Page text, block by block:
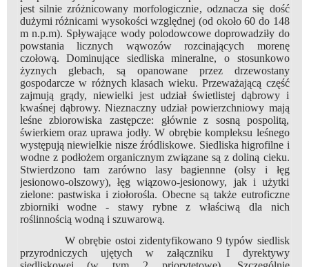
jest silnie zróżnicowany morfologicznie, odznacza się dość
dużymi różnicami wysokości względnej (od około 60 do 148
m n.p.m). Spływające wody polodowcowe doprowadziły do
powstania licznych wąwozów rozcinających morenę
czołową. Dominujące siedliska mineralne, o stosunkowo
żyznych glebach, są opanowane przez drzewostany
gospodarcze w różnych klasach wieku. Przeważającą część
zajmują grądy, niewielki jest udział świetlistej dąbrowy i
kwaśnej dąbrowy. Nieznaczny udział powierzchniowy mają
leśne zbiorowiska zastępcze: głównie z sosną pospolitą,
świerkiem oraz uprawa jodły. W obrębie kompleksu leśnego
występują niewielkie nisze źródliskowe. Siedliska higrofilne i
wodne z podłożem organicznym związane są z doliną cieku.
Stwierdzono tam zarówno lasy bagiennne (olsy i łęg
jesionowo-olszowy), łęg wiązowo-jesionowy, jak i użytki
zielone: pastwiska i ziołorośla. Obecne są także eutroficzne
zbiorniki wodne - stawy rybne z właściwą dla nich
roślinnością wodną i szuwarową.
W obrębie ostoi zidentyfikowano 9 typów siedlisk
przyrodniczych ujętych w załączniku I dyrektywy